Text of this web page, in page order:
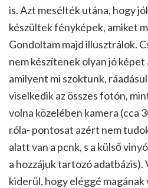
is. Azt mesélték utána, hogy
készültek fényképek, amiket
Gondoltam majd illusztrálok.
nem készítenek olyan jó
amilyent mi szoktunk,
viselkedik az összes fotón,
volna közelében kamera (cca
róla- pontosat azért nem
alatt van a pcnk, s a külső
a hozzájuk tartozó adatbázis).
kiderül, hogy eléggé magának